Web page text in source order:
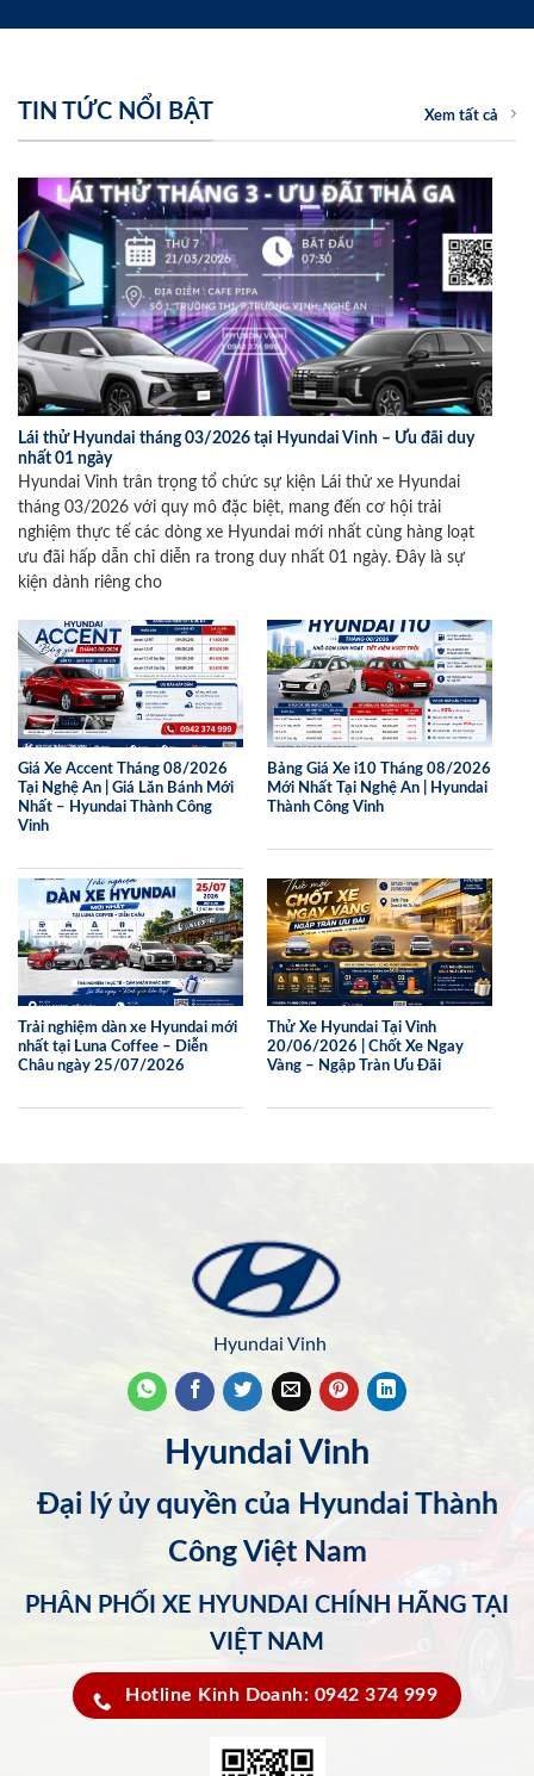
TIN TỨC NỔI BẬT Xem tất cả
Lái thử Hyundai tháng 03/2026 tại Hyundai Vinh – Ưu đãi duy
nhất 01 ngày
Hyundai Vinh trân trọng tổ chức sự kiện Lái thử xe Hyundai
tháng 03/2026 với quy mô đặc biệt, mang đến cơ hội trải
nghiệm thực tế các dòng xe Hyundai mới nhất cùng hàng loạt
ưu đãi hấp dẫn chỉ diễn ra trong duy nhất 01 ngày. Đây là sự
kiện dành riêng cho
Giá Xe Accent Tháng 08/2026
Tại Nghệ An | Giá Lăn Bánh Mới
Nhất – Hyundai Thành Công
Vinh
Bảng Giá Xe i10 Tháng 08/2026
Mới Nhất Tại Nghệ An | Hyundai
Thành Công Vinh
Trải nghiệm dàn xe Hyundai mới
nhất tại Luna Coffee – Diễn
Châu ngày 25/07/2026
Thử Xe Hyundai Tại Vinh
20/06/2026 | Chốt Xe Ngay
Vàng – Ngập Tràn Ưu Đãi
Hyundai Vinh
Hyundai Vinh
Đại lý ủy quyền của Hyundai Thành
Công Việt Nam
PHÂN PHỐI XE HYUNDAI CHÍNH HÃNG TẠI
VIỆT NAM
Hotline Kinh Doanh: 0942 374 999